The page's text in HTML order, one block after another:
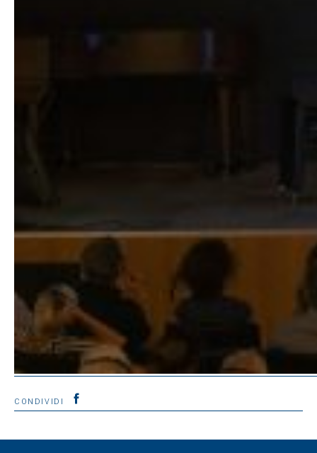
CONDIVIDI